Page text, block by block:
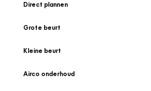
Direct plannen
Grote beurt
Kleine beurt
Airco onderhoud